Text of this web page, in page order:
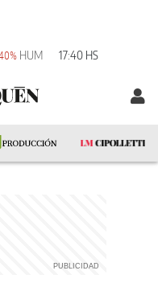
HUM 17:40 HS